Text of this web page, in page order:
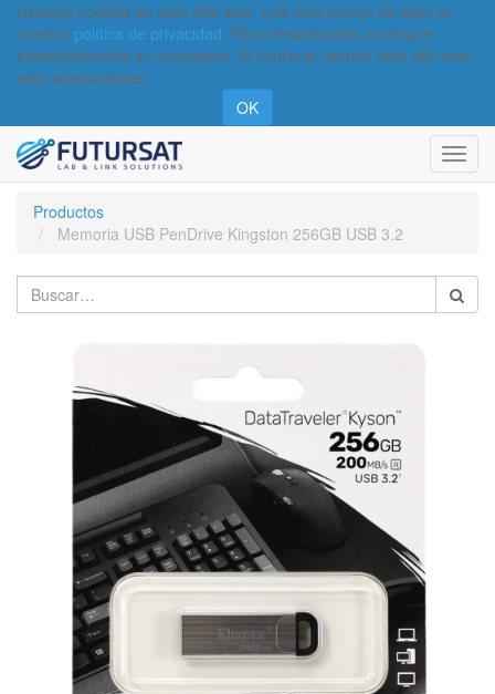
Usamos cookies en este sitio web. Lea más acerca de ellas en
nuestra política de privacidad. Para desactivarlas, configure
adecuadamente su navegador. Si continúa usando este sitio web,
está aceptándolas.
OK
Productos
Memoria USB PenDrive Kingston 256GB USB 3.2